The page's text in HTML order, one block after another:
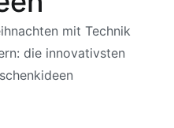
mit Technik
die innovativsten